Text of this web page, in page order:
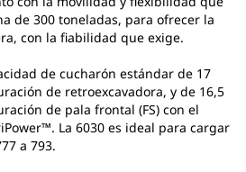
de 300 toneladas, para ofrecer la
con la fiabilidad que exige.
de cucharón estándar de 17
de retroexcavadora, y de 16,5
de pala frontal (FS) con el
La 6030 es ideal para cargar
a 793.